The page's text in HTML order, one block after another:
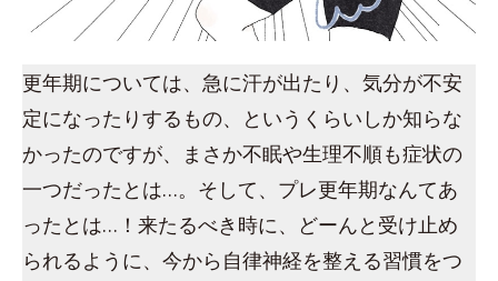
更年期については、急に汗が出たり、気分が不安
定になったりするもの、というくらいしか知らな
かったのですが、まさか不眠や生理不順も症状の
一つだったとは…。そして、プレ更年期なんてあ
ったとは…！来たるべき時に、どーんと受け止め
られるように、今から自律神経を整える習慣をつ